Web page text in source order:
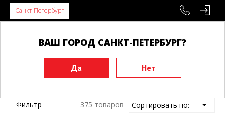
Санкт-Петербург
ВАШ ГОРОД САНКТ-ПЕТЕРБУРГ?
Главная
Каратэ
Фильтр 375 товаров